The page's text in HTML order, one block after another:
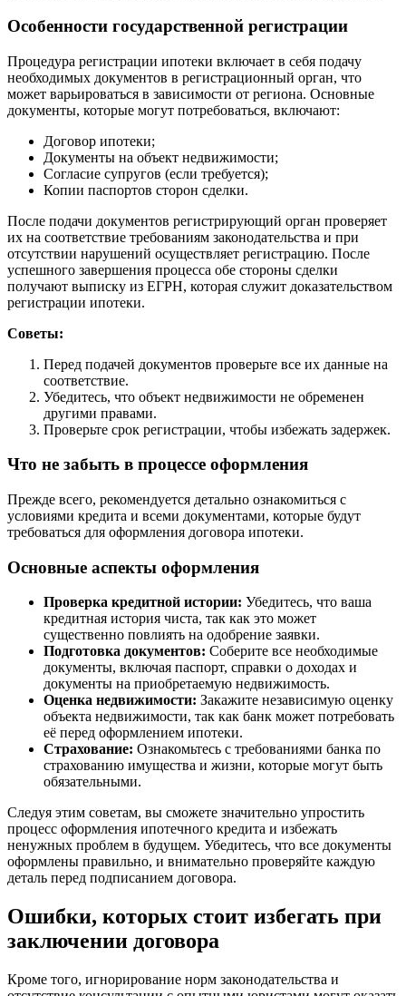
Особенности государственной регистрации
Процедура регистрации ипотеки включает в себя подачу
необходимых документов в регистрационный орган, что
может варьироваться в зависимости от региона. Основные
документы, которые могут потребоваться, включают:
Договор ипотеки;
Документы на объект недвижимости;
Согласие супругов (если требуется);
Копии паспортов сторон сделки.
После подачи документов регистрирующий орган проверяет
их на соответствие требованиям законодательства и при
отсутствии нарушений осуществляет регистрацию. После
успешного завершения процесса обе стороны сделки
получают выписку из ЕГРН, которая служит доказательством
регистрации ипотеки.
Советы:
Перед подачей документов проверьте все их данные на
соответствие.
Убедитесь, что объект недвижимости не обременен
другими правами.
Проверьте срок регистрации, чтобы избежать задержек.
Что не забыть в процессе оформления
Прежде всего, рекомендуется детально ознакомиться с
условиями кредита и всеми документами, которые будут
требоваться для оформления договора ипотеки.
Основные аспекты оформления
Проверка кредитной истории: Убедитесь, что ваша
кредитная история чиста, так как это может
существенно повлиять на одобрение заявки.
Подготовка документов: Соберите все необходимые
документы, включая паспорт, справки о доходах и
документы на приобретаемую недвижимость.
Оценка недвижимости: Закажите независимую оценку
объекта недвижимости, так как банк может потребовать
её перед оформлением ипотеки.
Страхование: Ознакомьтесь с требованиями банка по
страхованию имущества и жизни, которые могут быть
обязательными.
Следуя этим советам, вы сможете значительно упростить
процесс оформления ипотечного кредита и избежать
ненужных проблем в будущем. Убедитесь, что все документы
оформлены правильно, и внимательно проверяйте каждую
деталь перед подписанием договора.
Ошибки, которых стоит избегать при
заключении договора
Кроме того, игнорирование норм законодательства и